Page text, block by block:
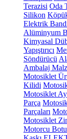
Terazisi Oda
Silikon
Elektrik
Alüminyum
Kimyasal
Yapıştırıcı
Söndürücü
Ambalaj
Motosiklet
Kilidi
Motosiklet
Parça
Parçaları
Motosiklet
Motorcu Botu